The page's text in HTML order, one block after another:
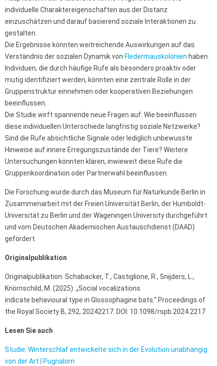
individuelle Charaktereigenschaften aus der Distanz
einzuschätzen und darauf basierend soziale Interaktionen zu
gestalten.
Die Ergebnisse könnten weitreichende Auswirkungen auf das
Verständnis der sozialen Dynamik von Fledermauskolonien haben.
Individuen, die durch häufige Rufe als besonders proaktiv oder
mutig identifiziert werden, könnten eine zentrale Rolle in der
Gruppenstruktur einnehmen oder kooperativen Beziehungen
beeinflussen.
Die Studie wirft spannende neue Fragen auf: Wie beeinflussen
diese individuellen Unterschiede langfristig soziale Netzwerke?
Sind die Rufe absichtliche Signale oder lediglich unbewusste
Hinweise auf innere Erregungszustände der Tiere? Weitere
Untersuchungen könnten klären, inwieweit diese Rufe die
Gruppenkoordination oder Partnerwahl beeinflussen.
Die Forschung wurde durch das Museum für Naturkunde Berlin in
Zusammenarbeit mit der Freien Universität Berlin, der Humboldt-
Universität zu Berlin und der Wageningen University durchgeführt
und vom Deutschen Akademischen Austauschdienst (DAAD)
gefördert.
Originalpublikation
Originalpublikation: Schabacker, T., Castiglione, R., Snijders, L.,
Knörnschild, M. (2025). „Social vocalizations
indicate behavioural type in Glossophagine bats.“ Proceedings of
the Royal Society B, 292, 20242217. DOI: 10.1098/rspb.2024.2217
Lesen Sie auch
Studie: Winterschlaf entwickelte sich in der Evolution unabhängig
von der Art | Pugnalom